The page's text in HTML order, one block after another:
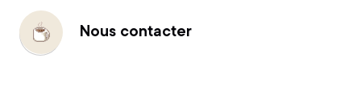
Nous contacter